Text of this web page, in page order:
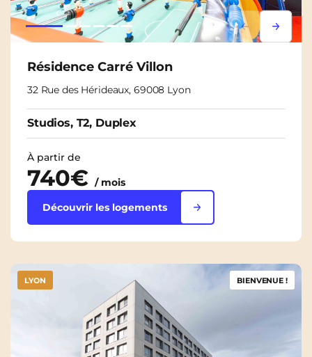
Lorem ipsum
Lorem
Résidence Carré Villon
32 Rue des Hérideaux, 69008 Lyon
Studios, T2, Duplex
À partir de
740€ / mois
Découvrir les logements
LYON BIENVENUE !